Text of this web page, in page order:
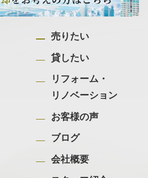
売りたい
貸したい
リフォーム・
リノベーション
お客様の声
ブログ
会社概要